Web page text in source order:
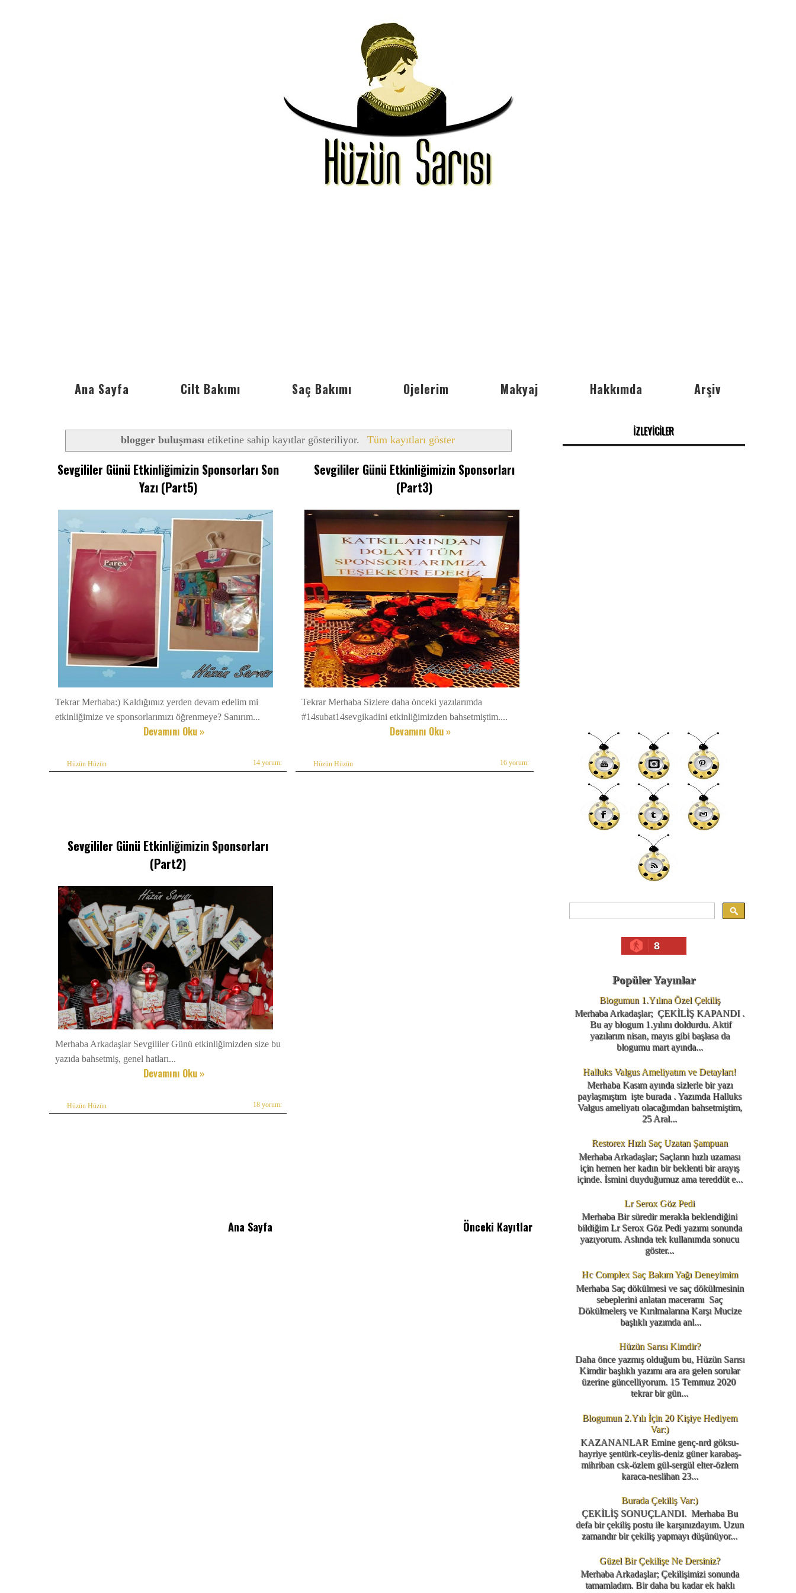
Ana Sayfa Cilt Bakımı Saç Bakımı Ojelerim Makyaj Hakkımda Arşiv
blogger buluşması etiketine sahip kayıtlar gösteriliyor. Tüm kayıtları göster
Sevgililer Günü Etkinliğimizin Sponsorları Son
Yazı (Part5)
Tekrar Merhaba:) Kaldığımız yerden devam edelim mi
etkinliğimize ve sponsorlarımızı öğrenmeye? Sanırım...
Devamını Oku »
Hüzün Hüzün 14 yorum:
Sevgililer Günü Etkinliğimizin Sponsorları
(Part3)
Tekrar Merhaba Sizlere daha önceki yazılarımda
#14subat14sevgikadini etkinliğimizden bahsetmiştim....
Devamını Oku »
Hüzün Hüzün 16 yorum:
Sevgililer Günü Etkinliğimizin Sponsorları
(Part2)
Merhaba Arkadaşlar Sevgililer Günü etkinliğimizden size bu
yazıda bahsetmiş, genel hatları...
Devamını Oku »
Hüzün Hüzün 18 yorum:
Önceki Kayıtlar
Ana Sayfa
İZLEYİCİLER
8
Popüler Yayınlar
Blogumun 1.Yılına Özel Çekiliş
Merhaba Arkadaşlar; ÇEKİLİŞ KAPANDI .
Bu ay blogum 1.yılını doldurdu. Aktif
yazılarım nisan, mayıs gibi başlasa da
blogumu mart ayında...
Halluks Valgus Ameliyatım ve Detayları!
Merhaba Kasım ayında sizlerle bir yazı
paylaşmıştım işte burada . Yazımda Halluks
Valgus ameliyatı olacağımdan bahsetmiştim,
25 Aral...
Restorex Hızlı Saç Uzatan Şampuan
Merhaba Arkadaşlar; Saçların hızlı uzaması
için hemen her kadın bir beklenti bir arayış
içinde. İsmini duyduğumuz ama tereddüt e...
Lr Serox Göz Pedi
Merhaba Bir süredir merakla beklendiğini
bildiğim Lr Serox Göz Pedi yazımı sonunda
yazıyorum. Aslında tek kullanımda sonucu
göster...
Hc Complex Saç Bakım Yağı Deneyimim
Merhaba Saç dökülmesi ve saç dökülmesinin
sebeplerini anlatan maceramı Saç
Dökülmelerş ve Kırılmalarına Karşı Mucize
başlıklı yazımda anl...
Hüzün Sarısı Kimdir?
Daha önce yazmış olduğum bu, Hüzün Sarısı
Kimdir başlıklı yazımı ara ara gelen sorular
üzerine güncelliyorum. 15 Temmuz 2020
tekrar bir gün...
Blogumun 2.Yılı İçin 20 Kişiye Hediyem
Var:)
KAZANANLAR Emine genç-nrd göksu-
hayriye şentürk-ceylis-deniz güner karabaş-
mihriban csk-özlem gül-sergül elter-özlem
karaca-neslihan 23...
Burada Çekiliş Var:)
ÇEKİLİŞ SONUÇLANDI. Merhaba Bu
defa bir çekiliş postu ile karşınızdayım. Uzun
zamandır bir çekiliş yapmayı düşünüyor...
Güzel Bir Çekilişe Ne Dersiniz?
Merhaba Arkadaşlar; Çekilişimizi sonunda
tamamladım. Bir daha bu kadar ek haklı